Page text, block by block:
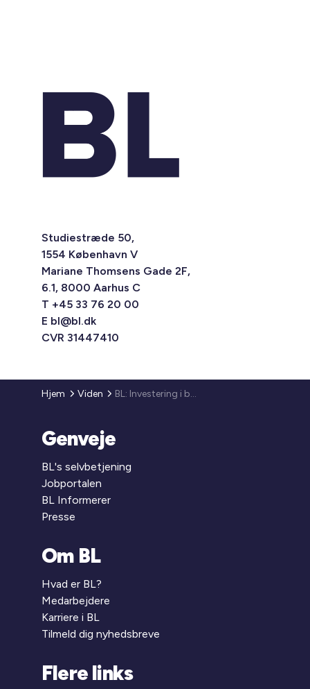
Studiestræde 50,
1554 København V
Mariane Thomsens Gade 2F,
6.1, 8000 Aarhus C
T +45 33 76 20 00
E bl@bl.dk
CVR 31447410
Hjem Viden BL: Investering i byudvikling kan løse “de vilde” samfundsproblemer
Genveje
BL's selvbetjening
Jobportalen
BL Informerer
Presse
Om BL
Hvad er BL?
Medarbejdere
Karriere i BL
Tilmeld dig nyhedsbreve
Flere links